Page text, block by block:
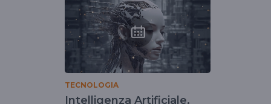
TECNOLOGIA
Intelligenza Artificiale,